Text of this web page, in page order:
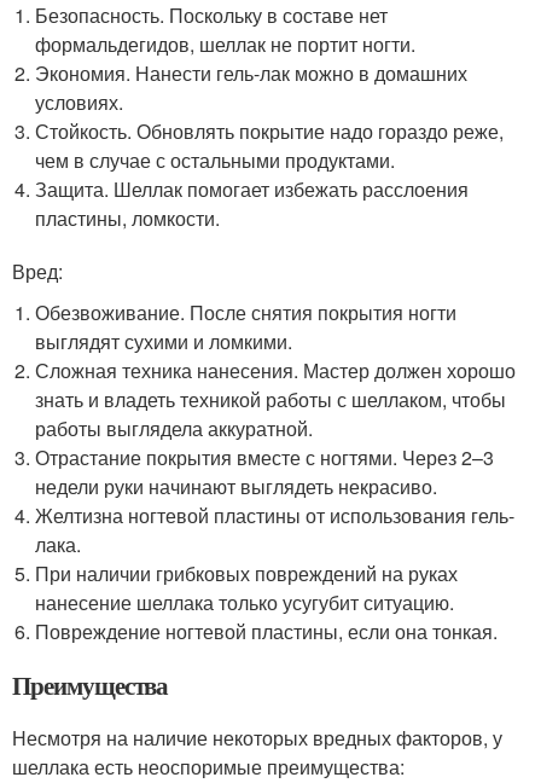
Безопасность. Поскольку в составе нет
формальдегидов, шеллак не портит ногти.
Экономия. Нанести гель-лак можно в домашних
условиях.
Стойкость. Обновлять покрытие надо гораздо реже,
чем в случае с остальными продуктами.
Защита. Шеллак помогает избежать расслоения
пластины, ломкости.
Вред:
Обезвоживание. После снятия покрытия ногти
выглядят сухими и ломкими.
Сложная техника нанесения. Мастер должен хорошо
знать и владеть техникой работы с шеллаком, чтобы
работы выглядела аккуратной.
Отрастание покрытия вместе с ногтями. Через 2–3
недели руки начинают выглядеть некрасиво.
Желтизна ногтевой пластины от использования гель-
лака.
При наличии грибковых повреждений на руках
нанесение шеллака только усугубит ситуацию.
Повреждение ногтевой пластины, если она тонкая.
Преимущества
Несмотря на наличие некоторых вредных факторов, у
шеллака есть неоспоримые преимущества: